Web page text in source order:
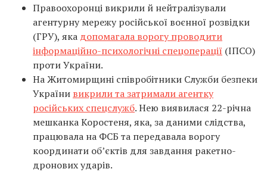
Правоохоронці викрили й нейтралізували
агентурну мережу російської воєнної розвідки
(ГРУ), яка допомагала ворогу проводити
інформаційно-психологічні спецоперації (ІПСО)
проти України.
На Житомирщині співробітники Служби безпеки
України викрили та затримали агентку
російських спецслужб. Нею виявилася 22-річна
мешканка Коростеня, яка, за даними слідства,
працювала на ФСБ та передавала ворогу
координати об’єктів для завдання ракетно-
дронових ударів.